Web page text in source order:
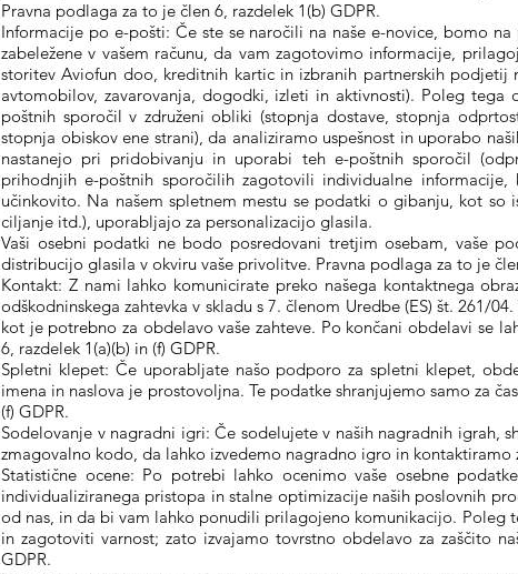
Pravna podlaga za to je člen 6, razdelek 1(b) GDPR.
Informacije po e-pošti: Če ste se naročili na naše e-novice, bomo
zabeležene v vašem računu, da vam zagotovimo informacije,
storitev Aviofun doo, kreditnih kartic in izbranih partnerskih
avtomobilov, zavarovanja, dogodki, izleti in aktivnosti). Poleg
poštnih sporočil v združeni obliki (stopnja dostave, stopnja
stopnja obiskov ene strani), da analiziramo uspešnost in uporabo
nastanejo pri pridobivanju in uporabi teh e-poštnih sporočil
prihodnjih e-poštnih sporočilih zagotovili individualne
učinkovito. Na našem spletnem mestu se podatki o gibanju, kot
ciljanje itd.), uporabljajo za personalizacijo glasila.
Vaši osebni podatki ne bodo posredovani tretjim osebam, vaše
distribucijo glasila v okviru vaše privolitve. Pravna podlaga za to je
Kontakt: Z nami lahko komunicirate preko našega kontaktnega
odškodninskega zahtevka v skladu s 7. členom Uredbe (ES) št. 261/
kot je potrebno za obdelavo vaše zahteve. Po končani obdelavi se
6, razdelek 1(a)(b) in (f) GDPR.
Spletni klepet: Če uporabljate našo podporo za spletni klepet,
imena in naslova je prostovoljna. Te podatke shranjujemo samo za
(f) GDPR.
Sodelovanje v nagradni igri: Če sodelujete v naših nagradnih igrah,
zmagovalno kodo, da lahko izvedemo nagradno igro in kontaktiramo
Statistične ocene: Po potrebi lahko ocenimo vaše osebne
individualiziranega pristopa in stalne optimizacije naših poslovnih
od nas, in da bi vam lahko ponudili prilagojeno komunikacijo.
in zagotoviti varnost; zato izvajamo tovrstno obdelavo za zaščito
GDPR.